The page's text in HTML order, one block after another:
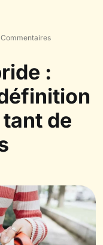
Commentaires
:
de